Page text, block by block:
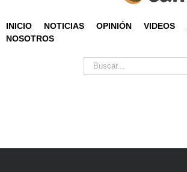
INICIO NOTICIAS OPINIÓN VIDEOS
NOSOTROS
Buscar: